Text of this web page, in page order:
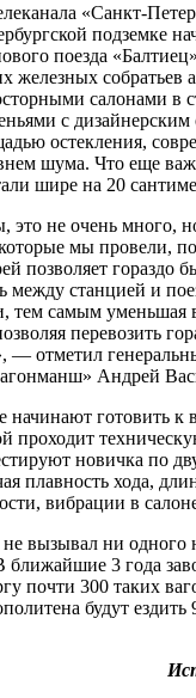
«Санкт-
подземке
поезда
железных
салонами в
с
остекления,
шума. Что еще
шире на 20
это не очень много,
мы провели,
позволяет гораздо
между станцией и
тем самым уменьшая
перевозить
— отметил
Андрей
начинают готовить к
проходит
новичка по
плавность хода,
вибрации в
вызывал ни одного
ближайшие 3 года
почти 300 таких
будут